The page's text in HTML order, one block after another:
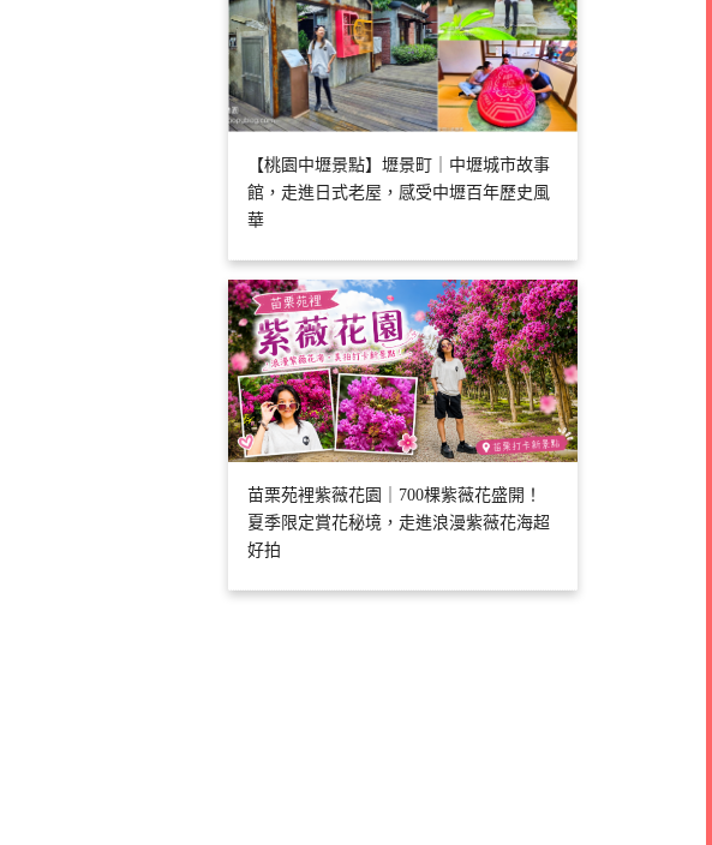
【桃園中壢景點】壢景町｜中壢城市故事
館，走進日式老屋，感受中壢百年歷史風
華
苗栗苑裡紫薇花園｜700棵紫薇花盛開！
夏季限定賞花秘境，走進浪漫紫薇花海超
好拍